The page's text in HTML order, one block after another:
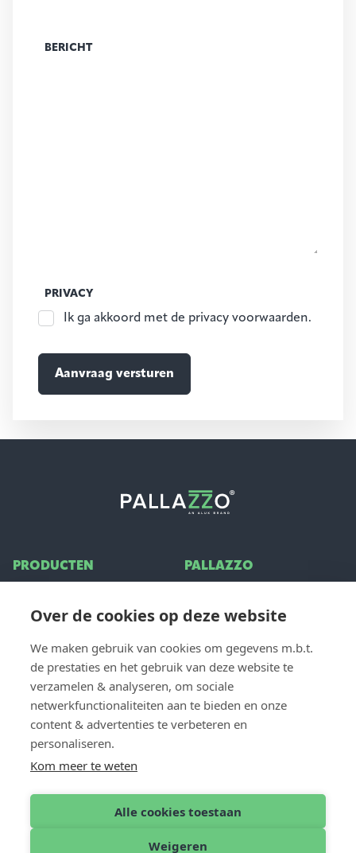
Over de cookies op deze website
We maken gebruik van cookies om gegevens m.b.t.
de prestaties en het gebruik van deze website te
verzamelen & analyseren, om sociale
netwerkfunctionaliteiten aan te bieden en onze
content & advertenties te verbeteren en
personaliseren.
Kom meer te weten
Alle cookies toestaan
Weigeren
BERICHT
PRIVACY
Ik ga akkoord met de privacy voorwaarden.
PRODUCTEN
Glazen schuifwand
Zonwering
PALLAZZO
Inspiratie
Vacatures
Veelgestelde vragen
VOOR PROFESSIONALS
Dealer login
CONTACT